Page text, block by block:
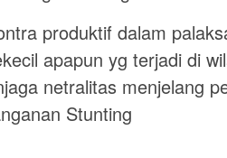
produktif dalam
apapun yg terjadi di
netralitas menjelang
Stunting